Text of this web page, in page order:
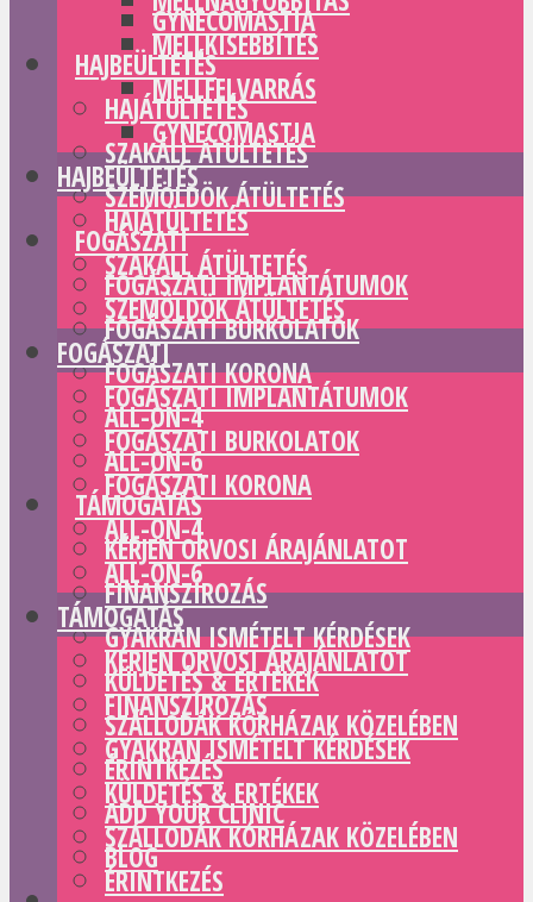
GYNECOMASTIA
HAJBEÜLTETÉS
HAJÁTÜLTETÉS
SZAKÁLL ÁTÜLTETÉS
SZEMÖLDÖK ÁTÜLTETÉS
FOGÁSZATI
FOGÁSZATI IMPLANTÁTUMOK
FOGÁSZATI BURKOLATOK
FOGÁSZATI KORONA
ALL-ON-4
ALL-ON-6
TÁMOGATÁS
KÉRJEN ORVOSI ÁRAJÁNLATOT
FINANSZÍROZÁS
GYAKRAN ISMÉTELT KÉRDÉSEK
KÜLDETÉS & ERTÉKEK
SZÁLLODÁK KÓRHÁZAK KÖZELÉBEN
ÉRINTKEZÉS
ADD YOUR CLINIC
BLOG
MELLKISEBBÍTÉS
MELLFELVARRÁS
GYNECOMASTIA
HAJBEÜLTETÉS
HAJÁTÜLTETÉS
SZAKÁLL ÁTÜLTETÉS
SZEMÖLDÖK ÁTÜLTETÉS
FOGÁSZATI
FOGÁSZATI IMPLANTÁTUMOK
FOGÁSZATI BURKOLATOK
FOGÁSZATI KORONA
ALL-ON-4
ALL-ON-6
TÁMOGATÁS
KÉRJEN ORVOSI ÁRAJÁNLATOT
FINANSZÍROZÁS
GYAKRAN ISMÉTELT KÉRDÉSEK
KÜLDETÉS & ERTÉKEK
SZÁLLODÁK KÓRHÁZAK KÖZELÉBEN
ÉRINTKEZÉS